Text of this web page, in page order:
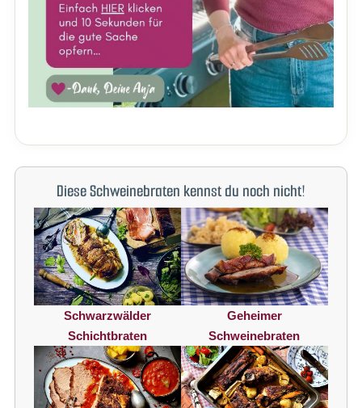
Diese Schweinebraten kennst du noch nicht!
Schwarzwälder
Schichtbraten
Geheimer
Schweinebraten